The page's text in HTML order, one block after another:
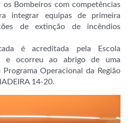
Bombeiros com competências
integrar equipas de primeira
de extinção de incêndios
é acreditada pela Escola
e ocorreu ao abrigo de uma
Operacional da Região
14-20.